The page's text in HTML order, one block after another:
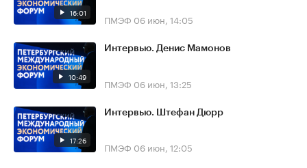
16:01 ПМЭФ 06 июн, 14:05
10:49
Интервью. Денис Мамонов
ПМЭФ 06 июн, 13:25
17:26
Интервью. Штефан Дюрр
ПМЭФ 06 июн, 12:05